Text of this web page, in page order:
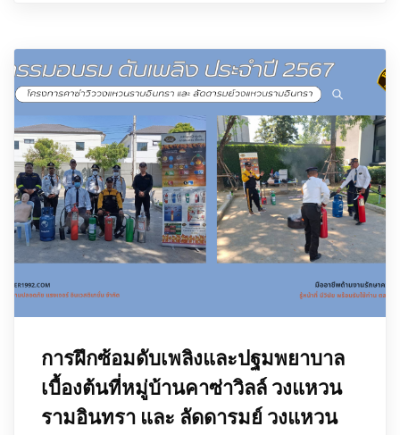
การฝึกซ้อมดับเพลิงและปฐมพยาบาล
เบื้องต้นที่หมู่บ้านคาซ่าวิลล์ วงแหวน
รามอินทรา และ ลัดดารมย์ วงแหวน